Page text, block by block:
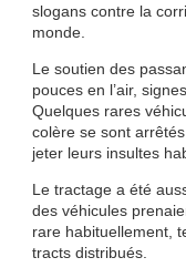
slogans contre la
monde.
Le soutien des
pouces en l’air,
Quelques rares
colère se sont
jeter leurs insultes
Le tractage a été
des véhicules
rare habituellement,
tracts distribués.